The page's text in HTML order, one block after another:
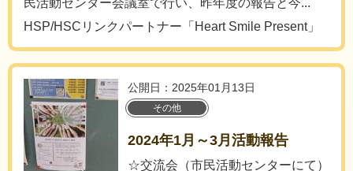
民活動センター会議室で行い、昨年度の報告と今...
HSP/HSCリンクパートナー「Heart Smile Present」
公開日：2025年01月13日
その他
2024年1月～3月活動報告
☆交流会（市民活動センターにて）